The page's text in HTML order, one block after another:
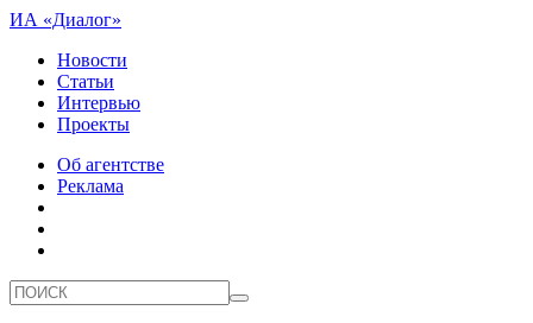
ИА «Диалог»
Новости
Статьи
Интервью
Проекты
Об агентстве
Реклама